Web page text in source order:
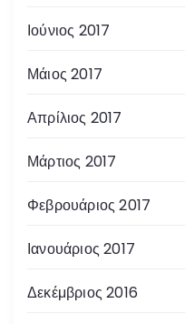
Ιούνιος 2017
Μάιος 2017
Απρίλιος 2017
Μάρτιος 2017
Φεβρουάριος 2017
Ιανουάριος 2017
Δεκέμβριος 2016